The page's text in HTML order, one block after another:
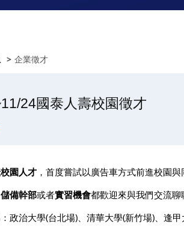
企業徵才
24國泰人壽校園徵才
園人才 ，首度嘗試以廣告車方式前進校園與
儲備幹部或者實習機會都歡迎來與我們交流聊
政治大學(台北場)、清華大學(新竹場)、逢